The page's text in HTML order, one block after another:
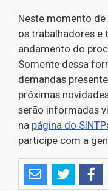
Neste momento
os trabalhadores e
andamento do
Somente dessa
demandas
próximas
serão informadas
na página do
participe com a